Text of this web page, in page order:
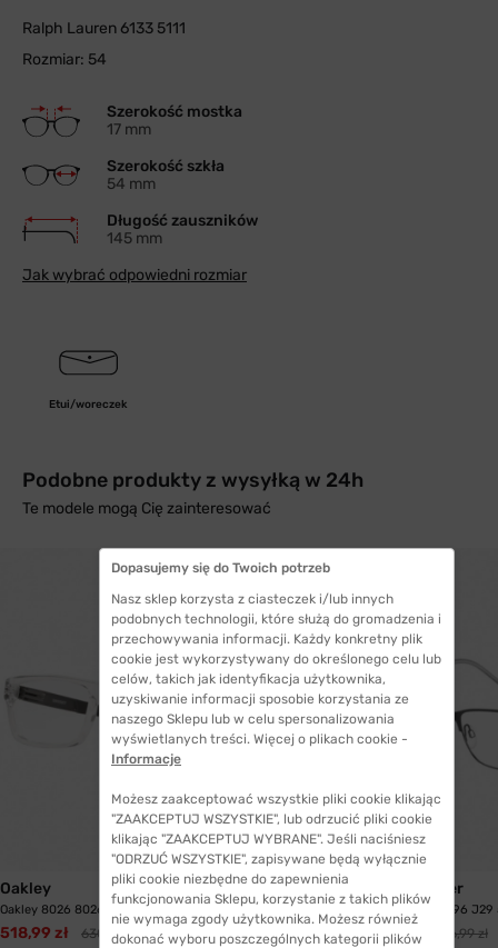
Ralph Lauren 6133 5111
Rozmiar: 54
Szerokość mostka
17 mm
Szerokość szkła
54 mm
Długość zauszników
145 mm
Jak wybrać odpowiedni rozmiar
Etui/woreczek
Podobne produkty z wysyłką w 24h
Te modele mogą Cię zainteresować
Oakley
Oakley 8026 802614 54 Currency
518,99 zł 630,99 zł
WYSYŁKA 24H
Tommy Hilfiger
Tommy Hilfiger 1396 J29
486,99 zł 536,99 zł
Dopasujemy się do Twoich potrzeb
Nasz sklep korzysta z ciasteczek i/lub innych
podobnych technologii, które służą do gromadzenia i
przechowywania informacji. Każdy konkretny plik
cookie jest wykorzystywany do określonego celu lub
celów, takich jak identyfikacja użytkownika,
uzyskiwanie informacji sposobie korzystania ze
naszego Sklepu lub w celu spersonalizowania
wyświetlanych treści. Więcej o plikach cookie -
Informacje
Możesz zaakceptować wszystkie pliki cookie klikając
"ZAAKCEPTUJ WSZYSTKIE", lub odrzucić pliki cookie
klikając "ZAAKCEPTUJ WYBRANE". Jeśli naciśniesz
"ODRZUĆ WSZYSTKIE", zapisywane będą wyłącznie
pliki cookie niezbędne do zapewnienia
funkcjonowania Sklepu, korzystanie z takich plików
nie wymaga zgody użytkownika. Możesz również
dokonać wyboru poszczególnych kategorii plików